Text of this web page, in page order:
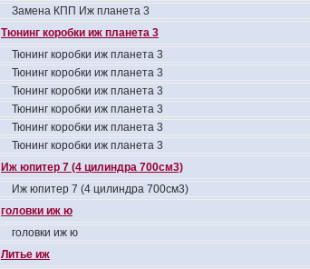
Замена КПП Иж планета 3
Тюнинг коробки иж планета 3
Тюнинг коробки иж планета 3
Тюнинг коробки иж планета 3
Тюнинг коробки иж планета 3
Тюнинг коробки иж планета 3
Тюнинг коробки иж планета 3
Тюнинг коробки иж планета 3
Иж юпитер 7 (4 цилиндра 700см3)
Иж юпитер 7 (4 цилиндра 700см3)
головки иж ю
головки иж ю
Литье иж